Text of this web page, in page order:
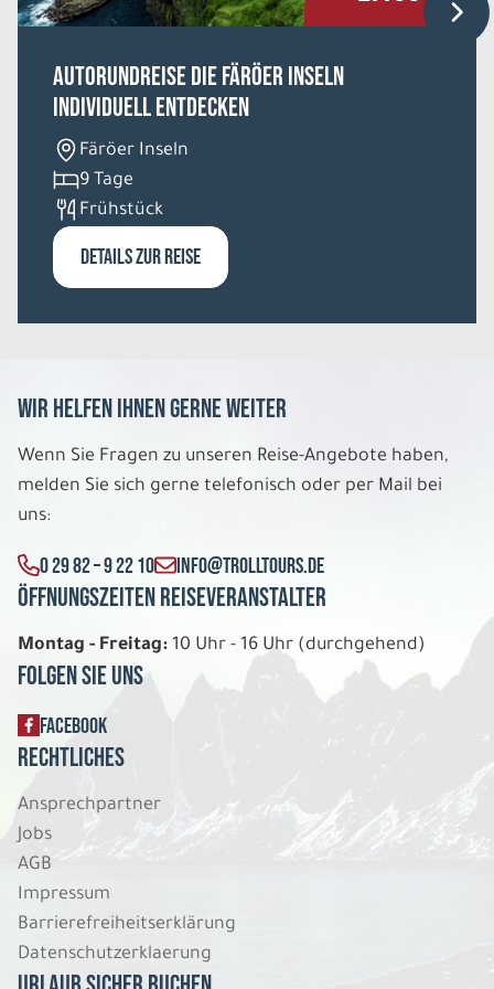
REISE VERBINDLICH ANFRAGEN
14 Tage
Fr. 07.08. - Do. 20.08.2026
Große Irlandrundreise
Mixed Unterkünfte Einzelzimmer
Belegung: 1
14 Tage
Bed & Breakfast Unterkünfte Doppelzimmer
Belegung: 2
P.P. AB1.262 €
REISE VERBINDLICH ANFRAGEN
Große Irlandrundreise
Belegung: 2
Autorundreise Die Färöer Inseln
individuell entdecken
Färöer Inseln
9 Tage
Frühstück
DETAILS ZUR REISE
Wir helfen Ihnen gerne weiter
Wenn Sie Fragen zu unseren Reise-Angebote haben,
melden Sie sich gerne telefonisch oder per Mail bei
uns:
0 29 82 – 9 22 10 INFO@TROLLTOURS.DE
Öffnungszeiten Reiseveranstalter
Montag - Freitag: 10 Uhr - 16 Uhr (durchgehend)
Folgen Sie uns
FACEBOOK
Rechtliches
Ansprechpartner
Jobs
AGB
Impressum
Barrierefreiheitserklärung
Datenschutzerklaerung